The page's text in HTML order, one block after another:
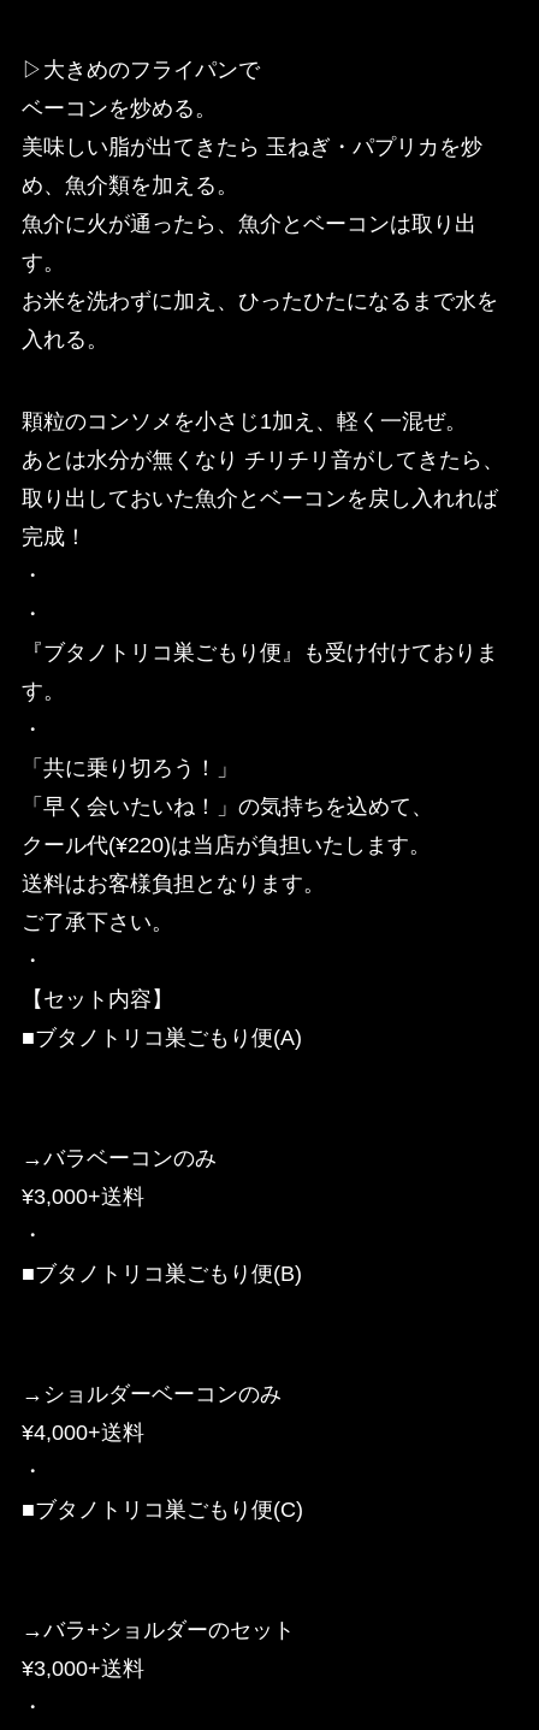
▷大きめのフライパンで
ベーコンを炒める。
美味しい脂が出てきたら 玉ねぎ・パプリカを炒
め、魚介類を加える。
魚介に火が通ったら、魚介とベーコンは取り出
す。
お米を洗わずに加え、ひったひたになるまで水を
入れる。
顆粒のコンソメを小さじ1加え、軽く一混ぜ。
あとは水分が無くなり チリチリ音がしてきたら、
取り出しておいた魚介とベーコンを戻し入れれば
完成！
・
・
『ブタノトリコ巣ごもり便』も受け付けておりま
す。
・
「共に乗り切ろう！」
「早く会いたいね！」の気持ちを込めて、
クール代(¥220)は当店が負担いたします。
送料はお客様負担となります。
ご了承下さい。
・
【セット内容】
■ブタノトリコ巣ごもり便(A)
→バラベーコンのみ
¥3,000+送料
・
■ブタノトリコ巣ごもり便(B)
→ショルダーベーコンのみ
¥4,000+送料
・
■ブタノトリコ巣ごもり便(C)
→バラ+ショルダーのセット
¥3,000+送料
・